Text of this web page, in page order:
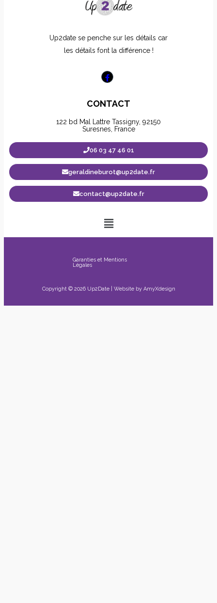
Up2date se penche sur les détails car
les détails font la différence !
CONTACT
122 bd Mal Lattre Tassigny, 92150
Suresnes, France
06 03 47 46 01
geraldineburot@up2date.fr
contact@up2date.fr
Garanties et Mentions
Légales
Copyright © 2026 Up2Date | Website by AmyXdesign